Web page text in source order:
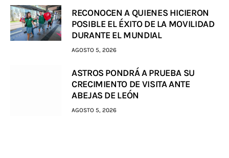
RECONOCEN A QUIENES HICIERON
POSIBLE EL ÉXITO DE LA MOVILIDAD
DURANTE EL MUNDIAL
AGOSTO 5, 2026
ASTROS PONDRÁ A PRUEBA SU
CRECIMIENTO DE VISITA ANTE
ABEJAS DE LEÓN
AGOSTO 5, 2026